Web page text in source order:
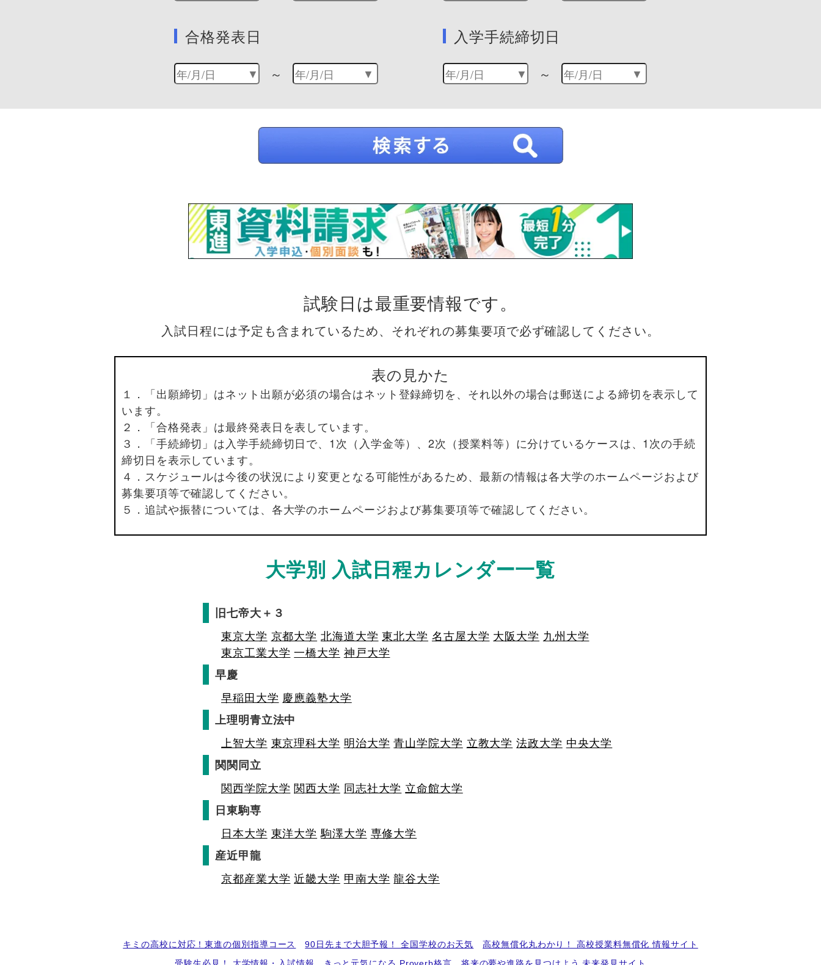
合格発表日
～
入学手続締切日
～
試験日は最重要情報です。
入試日程には予定も含まれているため、それぞれの募集要項で必ず確認してください。
表の見かた
１．「出願締切」はネット出願が必須の場合はネット登録締切を、それ以外の場合は郵送による締切を表示して
います。
２．「合格発表」は最終発表日を表しています。
３．「手続締切」は入学手続締切日で、1次（入学金等）、2次（授業料等）に分けているケースは、1次の手続
締切日を表示しています。
４．スケジュールは今後の状況により変更となる可能性があるため、最新の情報は各大学のホームページおよび
募集要項等で確認してください。
５．追試や振替については、各大学のホームページおよび募集要項等で確認してください。
大学別 入試日程カレンダー一覧
旧七帝大＋３
東京大学 京都大学 北海道大学 東北大学 名古屋大学 大阪大学 九州大学
東京工業大学 一橋大学 神戸大学
早慶
早稲田大学 慶應義塾大学
上理明青立法中
上智大学 東京理科大学 明治大学 青山学院大学 立教大学 法政大学 中央大学
関関同立
関西学院大学 関西大学 同志社大学 立命館大学
日東駒専
日本大学 東洋大学 駒澤大学 専修大学
産近甲龍
京都産業大学 近畿大学 甲南大学 龍谷大学
キミの高校に対応！東進の個別指導コース 90日先まで大胆予報！ 全国学校のお天気
高校無償化丸わかり！ 高校授業料無償化 情報サイト